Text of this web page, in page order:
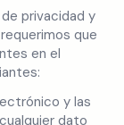
privacidad y
que
en el
y las
dato